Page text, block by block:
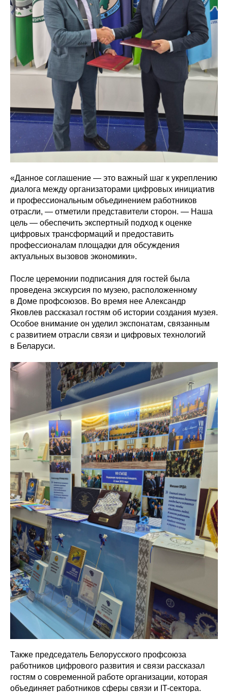
«Данное соглашение — это важный шаг к укреплению
диалога между организаторами цифровых инициатив
и профессиональным объединением работников
отрасли, — отметили представители сторон. — Наша
цель — обеспечить экспертный подход к оценке
цифровых трансформаций и предоставить
профессионалам площадки для обсуждения
актуальных вызовов экономики».
После церемонии подписания для гостей была
проведена экскурсия по музею, расположенному
в Доме профсоюзов. Во время нее Александр
Яковлев рассказал гостям об истории создания музея.
Особое внимание он уделил экспонатам, связанным
с развитием отрасли связи и цифровых технологий
в Беларуси.
Также председатель Белорусского профсоюза
работников цифрового развития и связи рассказал
гостям о современной работе организации, которая
объединяет работников сферы связи и IT-сектора.